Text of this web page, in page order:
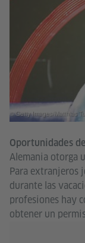
© Getty Images/Matthias
Oportunidades
Alemania otorga
Para extranjeros
durante las
profesiones hay
obtener un